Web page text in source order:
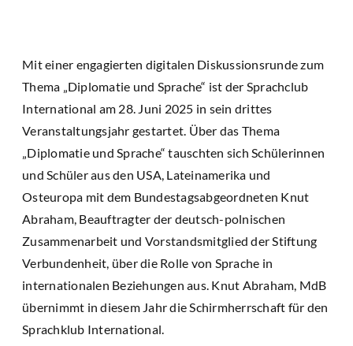
Mit einer engagierten digitalen Diskussionsrunde zum
Thema „Diplomatie und Sprache“ ist der Sprachclub
International am 28. Juni 2025 in sein drittes
Veranstaltungsjahr gestartet. Über das Thema
„Diplomatie und Sprache“ tauschten sich Schülerinnen
und Schüler aus den USA, Lateinamerika und
Osteuropa mit dem Bundestagsabgeordneten Knut
Abraham, Beauftragter der deutsch-polnischen
Zusammenarbeit und Vorstandsmitglied der Stiftung
Verbundenheit, über die Rolle von Sprache in
internationalen Beziehungen aus. Knut Abraham, MdB
übernimmt in diesem Jahr die Schirmherrschaft für den
Sprachklub International.